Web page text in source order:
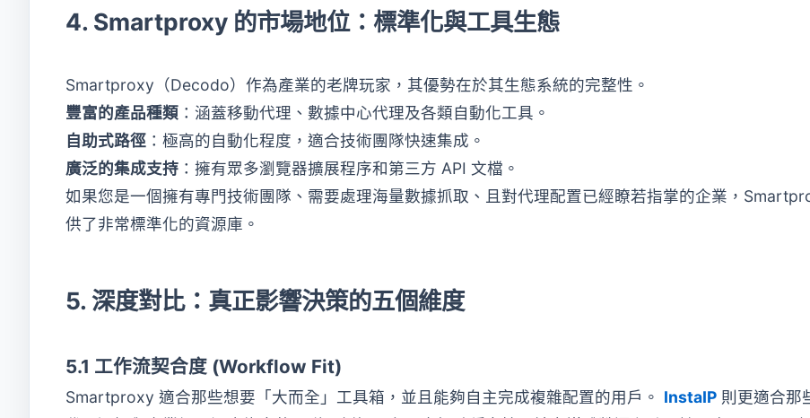
4. Smartproxy 的市場地位：標準化與工具生態
Smartproxy（Decodo）作為產業的老牌玩家，其優勢在於其生態系統的完整性。
豐富的產品種類 ：涵蓋移動代理、數據中心代理及各類自動化工具。
自助式路徑 ：極高的自動化程度，適合技術團隊快速集成。
廣泛的集成支持 ：擁有眾多瀏覽器擴展程序和第三方 API 文檔。
如果您是一個擁有專門技術團隊、需要處理海量數據抓取、且對代理配置已經瞭若指掌的企業，
供了非常標準化的資源庫。
5. 深度對比：真正影響決策的五個維度
5.1 工作流契合度 (Workflow Fit)
Smartproxy 適合那些想要「大而全」工具箱，並且能夠自主完成複雜配置的用戶。 InstaIP 則更適合那